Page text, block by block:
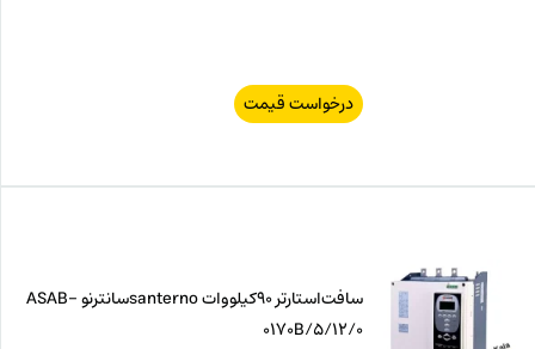
درخواست قیمت
سافت‌استارتر 90کیلووات santernoسانترنو ASAB-
0170B/5/12/0